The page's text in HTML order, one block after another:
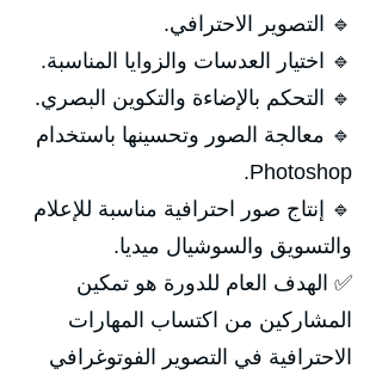
🔹 التصوير الاحترافي.
🔹 اختيار العدسات والزوايا المناسبة.
🔹 التحكم بالإضاءة والتكوين البصري.
🔹 معالجة الصور وتحسينها باستخدام
Photoshop.
🔹 إنتاج صور احترافية مناسبة للإعلام
والتسويق والسوشيال ميديا.
✅ الهدف العام للدورة هو تمكين
المشاركين من اكتساب المهارات
الاحترافية في التصوير الفوتوغرافي